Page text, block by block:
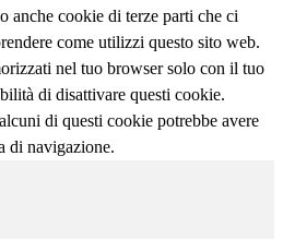
anche cookie di terze parti che ci
come utilizzi questo sito web.
nel tuo browser solo con il tuo
di disattivare questi cookie.
di questi cookie potrebbe avere
di navigazione.